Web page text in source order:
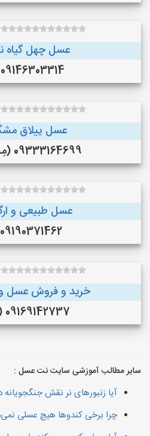
عسل چهل گیاه
09146303314 (تبریز)
عسل ییلاق
09333164699 (مِشگین‌شهر )
عسل طبیعی و
09190371462 (کرج)
خرید و فروش عسل
09169142737 (شوشتر )
سایر مطالب آموزشی سایت نت عسل :
آیا زنبورهای نر نقش جنگجویانه
چرا برخی کندوها هیچ عسلی